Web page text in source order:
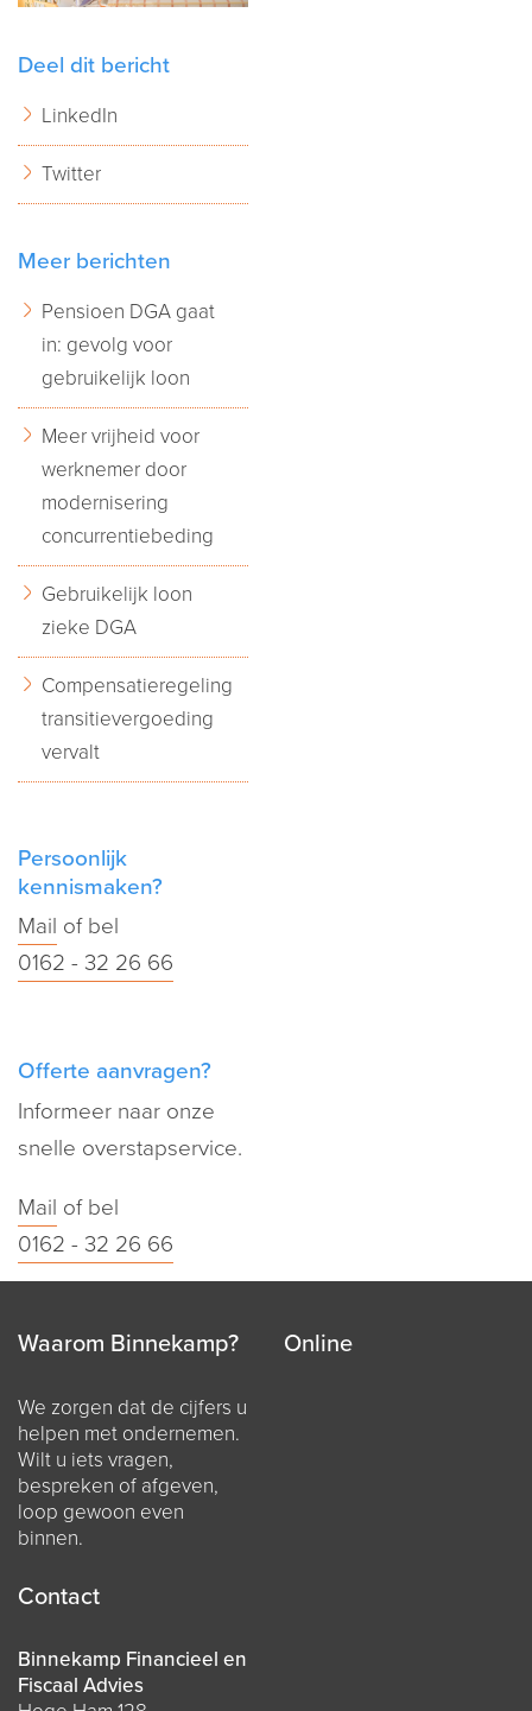
Deel dit bericht
LinkedIn
Twitter
Meer berichten
Pensioen DGA gaat
in: gevolg voor
gebruikelijk loon
Meer vrijheid voor
werknemer door
modernisering
concurrentiebeding
Gebruikelijk loon
zieke DGA
Compensatieregeling
transitievergoeding
vervalt
Persoonlijk
kennismaken?
Mail of bel
0162 - 32 26 66
Offerte aanvragen?
Informeer naar onze
snelle overstapservice.
Mail of bel
0162 - 32 26 66
Waarom Binnekamp?
We zorgen dat de cijfers u
helpen met ondernemen.
Wilt u iets vragen,
bespreken of afgeven,
loop gewoon even
binnen.
Online
Contact
Binnekamp Financieel en
Fiscaal Advies